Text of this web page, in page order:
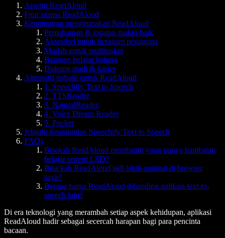
Apa itu ReadAloud
Fitur utama ReadAloud
Keuntungan menggunakan ReadAloud
Pemahaman & ingatan makin baik
Aksesibel untuk beragam pengguna
Mudah untuk multitasker
Bantuan belajar bahasa
Dukung studi & karier
Alternatif terbaik untuk ReadAloud
1. Speechify Text to Speech
2. TTSReader
3. NaturalReader
4. Voice Dream Reader
5. Pocket
Jelajahi keunggulan Speechify Text to Speech
FAQs
Bisakah ReadAloud membantu yang punya hambatan
belajar seperti LSD?
Bisa kah ReadAloud jadi lebih optimal di browser
saya?
Berapa harga ReadAloud dibanding aplikasi text-to-
speech lain?
Di era teknologi yang merambah setiap aspek kehidupan, aplikasi
ReadAloud hadir sebagai secercah harapan bagi para pencinta
bacaan.